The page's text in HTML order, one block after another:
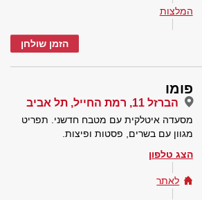
המלצות
הזמן שולחן
פומו
הברזל 11, רמת החייל, תל אביב
מסעדה איטלקית עם מטבח חדשני. תפריט
מגוון עם בשרים, פסטות ופיצות.
הצג טלפון
לאתר